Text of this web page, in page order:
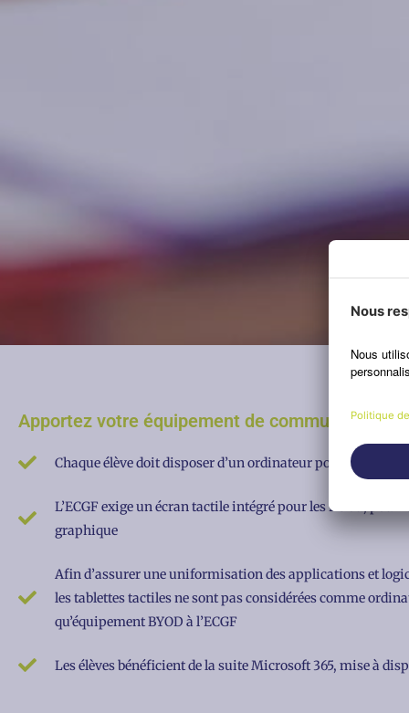
Apportez votre équipement de communication
Chaque élève doit disposer d’un ordinateur portable
L’ECGF exige un écran tactile intégré pour les PC ou,
graphique
Afin d’assurer une uniformisation des applications et
les tablettes tactiles ne sont pas considérées comme
qu’équipement BYOD à l’ECGF
Les élèves bénéficient de la suite Microsoft 365, mise à